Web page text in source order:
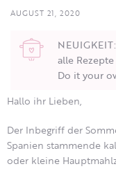
AUGUST 21, 2020
alle
Do it your
Hallo ihr Lieben,
Der Inbegriff der
Spanien stammende
oder kleine